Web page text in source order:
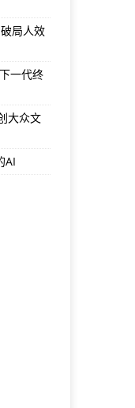
局人效
一代终
大众文
AI